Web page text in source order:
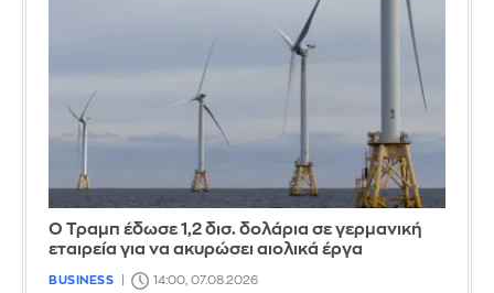
Ο Τραμπ έδωσε 1,2 δισ. δολάρια σε γερμανική
εταιρεία για να ακυρώσει αιολικά έργα
BUSINESS 14:00, 07.08.2026